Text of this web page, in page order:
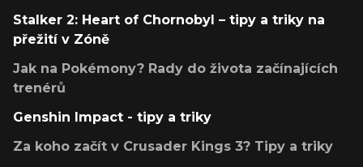
Stalker 2: Heart of Chornobyl – tipy a triky na
přežití v Zóně
Jak na Pokémony? Rady do života začínajících
trenérů
Genshin Impact - tipy a triky
Za koho začít v Crusader Kings 3? Tipy a triky